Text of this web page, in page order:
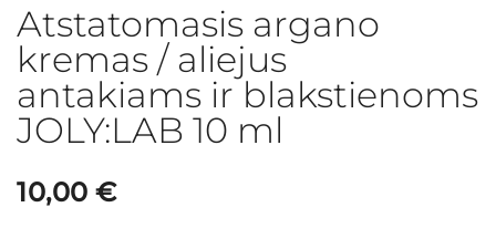
Atstatomasis argano
kremas / aliejus
antakiams ir blakstienoms
JOLY:LAB 10 ml
10,00 €